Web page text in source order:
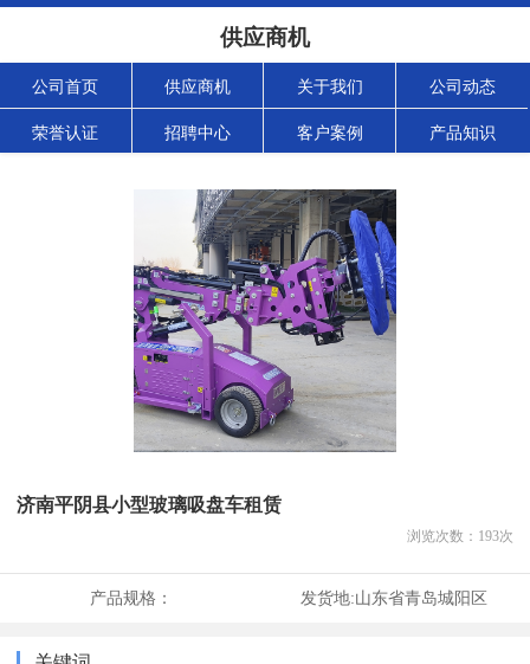
供应商机
公司首页 供应商机 关于我们 公司动态
荣誉认证 招聘中心 客户案例 产品知识
济南平阴县小型玻璃吸盘车租赁
浏览次数： 193次
产品规格： 发货地:山东省青岛城阳区